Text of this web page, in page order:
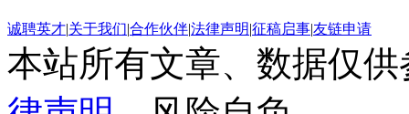
诚聘英才|关于我们|合作伙伴|法律声明|征稿启事|友链申请
本站所有文章、数据仅